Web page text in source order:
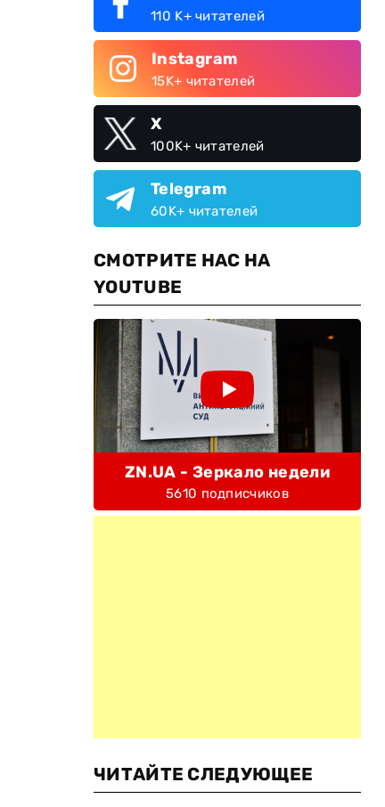
110 K+ читателей
Instagram
15K+ читателей
X
100K+ читателей
Telegram
60K+ читателей
СМОТРИТЕ НАС НА
YOUTUBE
ZN.UA - Зеркало недели
5610 подписчиков
ЧИТАЙТЕ СЛЕДУЮЩЕЕ